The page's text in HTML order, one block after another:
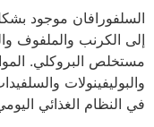
السلفورافان موجود
إلى الكرنب والملفوف
مستخلص البروكلي.
والبوليفينولات
في النظام الغذائي